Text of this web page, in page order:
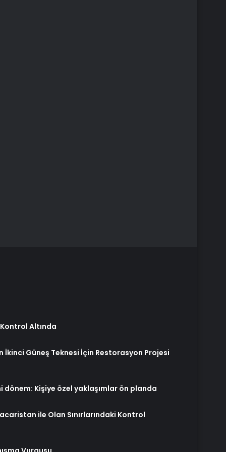
Kontrol Altında
İkinci Güneş Teknesi İçin Restorasyon Projesi
Kişiye özel yaklaşımlar ön planda
ile Olan Sınırlarındaki Kontrol